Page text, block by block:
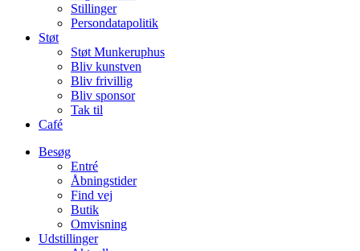
Stillinger
Persondatapolitik
Støt
Støt Munkeruphus
Bliv kunstven
Bliv frivillig
Bliv sponsor
Tak til
Café
Besøg
Entré
Åbningstider
Find vej
Butik
Omvisning
Udstillinger